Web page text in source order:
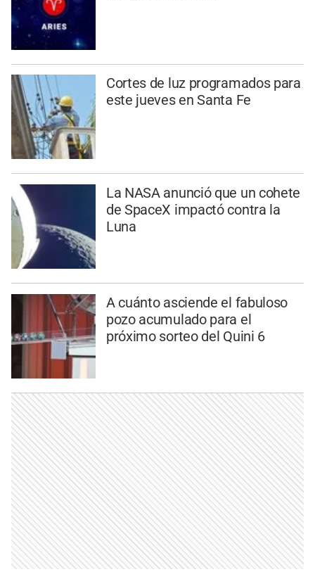
Cortes de luz programados para
este jueves en Santa Fe
La NASA anunció que un cohete
de SpaceX impactó contra la
Luna
A cuánto asciende el fabuloso
pozo acumulado para el
próximo sorteo del Quini 6